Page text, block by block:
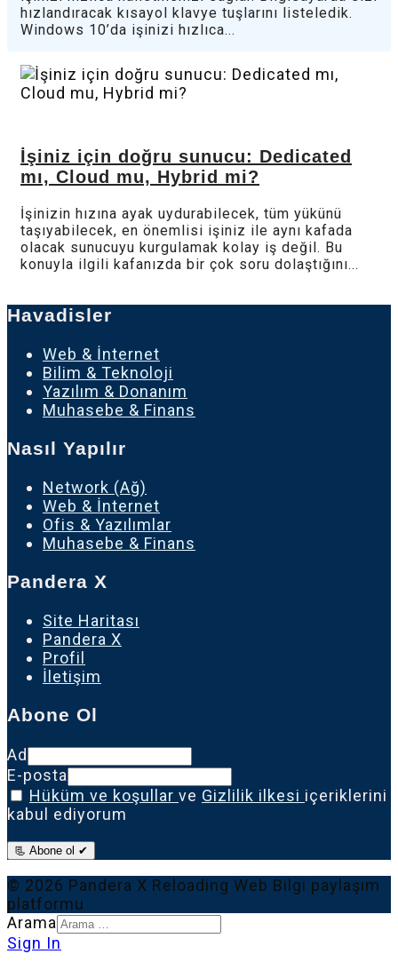
hızlandıracak kısayol klavye tuşlarını listeledik.
Windows 10’da işinizi hızlıca...
İşiniz için doğru sunucu: Dedicated
mı, Cloud mu, Hybrid mi?
İşinizin hızına ayak uydurabilecek, tüm yükünü
taşıyabilecek, en önemlisi işiniz ile aynı kafada
olacak sunucuyu kurgulamak kolay iş değil. Bu
konuyla ilgili kafanızda bir çok soru dolaştığını...
Havadisler
Web & İnternet
Bilim & Teknoloji
Yazılım & Donanım
Muhasebe & Finans
Nasıl Yapılır
Network (Ağ)
Web & İnternet
Ofis & Yazılımlar
Muhasebe & Finans
Pandera X
Site Haritası
Pandera X
Profil
İletişim
Abone Ol
Ad
E-posta
Hüküm ve koşullar ve Gizlilik ilkesi içeriklerini
kabul ediyorum
📃 Abone ol ✔
© 2026 Pandera X Reloading Web Bilgi paylaşım
platformu
Arama
Sign In